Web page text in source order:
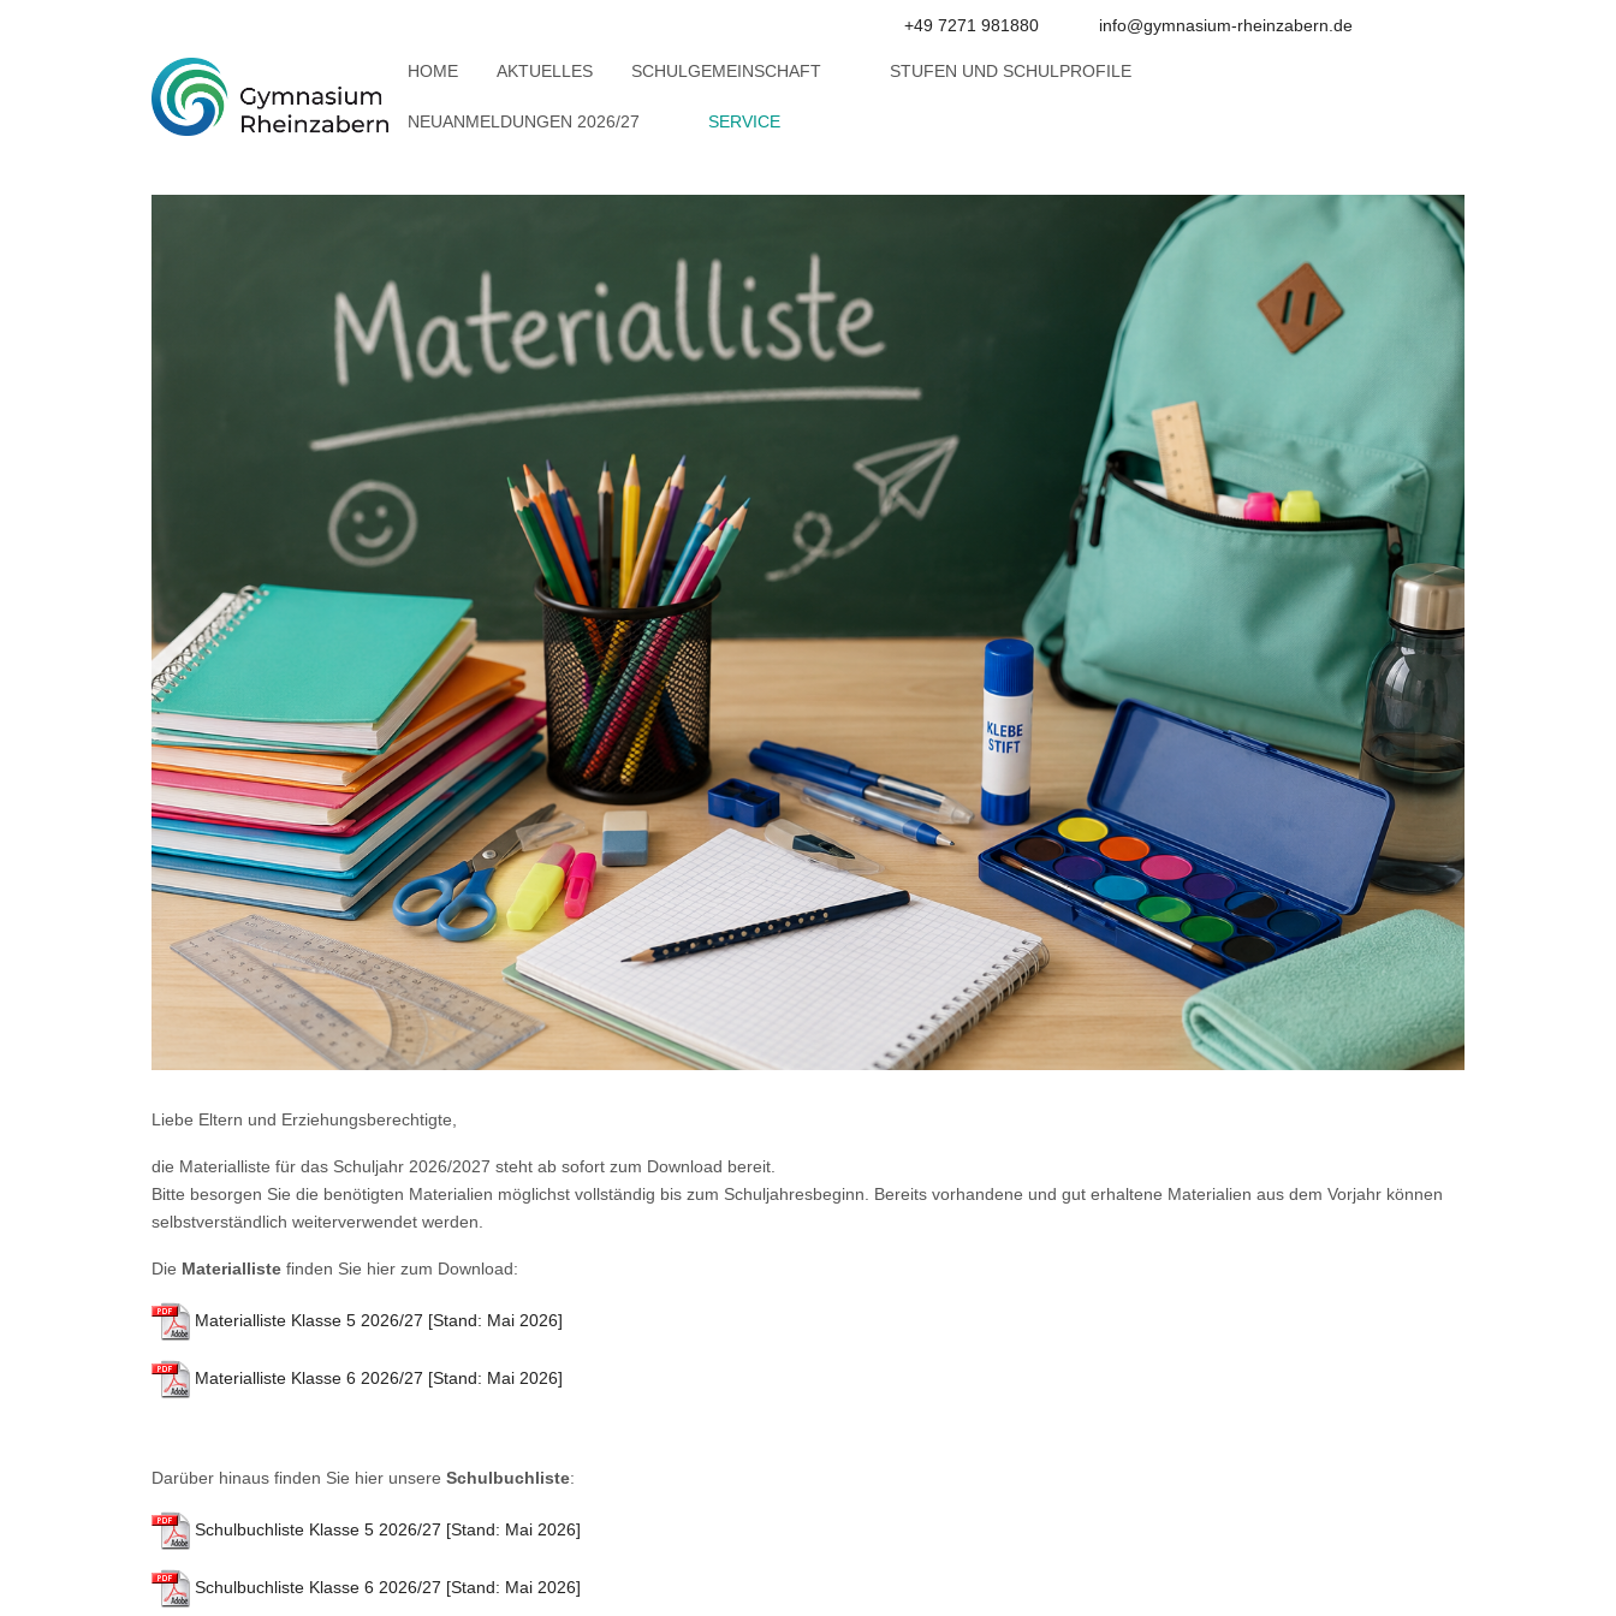
+49 7271 981880 info@gymnasium-rheinzabern.de
HOME AKTUELLES SCHULGEMEINSCHAFT STUFEN UND SCHULPROFILE
NEUANMELDUNGEN 2026/27 SERVICE
Liebe Eltern und Erziehungsberechtigte,
die Materialliste für das Schuljahr 2026/2027 steht ab sofort zum Download bereit.
Bitte besorgen Sie die benötigten Materialien möglichst vollständig bis zum Schuljahresbeginn. Bereits vorhandene und gut erhaltene Materialien aus dem Vorjahr können
selbstverständlich weiterverwendet werden.
Die Materialliste finden Sie hier zum Download:
Materialliste Klasse 5 2026/27 [Stand: Mai 2026]
Materialliste Klasse 6 2026/27 [Stand: Mai 2026]
Darüber hinaus finden Sie hier unsere Schulbuchliste:
Schulbuchliste Klasse 5 2026/27 [Stand: Mai 2026]
Schulbuchliste Klasse 6 2026/27 [Stand: Mai 2026]